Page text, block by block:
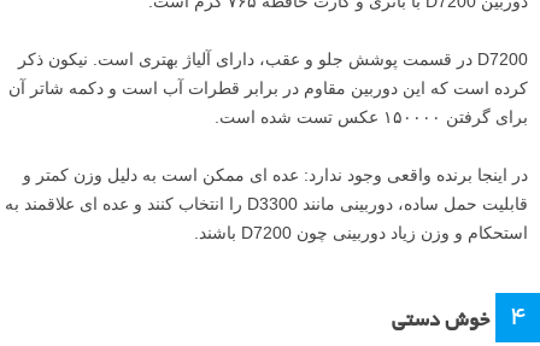
D7200 در قسمت پوشش جلو و عقب، دارای آلیاژ بهتری است. نیکون ذکر
کرده است که این دوربین مقاوم در برابر قطرات آب است و دکمه شاتر آن
برای گرفتن ۱۵۰۰۰۰ عکس تست شده است.
در اینجا برنده واقعی وجود ندارد: عده ای ممکن است به دلیل وزن کمتر و
قابلیت حمل ساده، دوربینی مانند D3300 را انتخاب کنند و عده ای علاقمند به
استحکام و وزن زیاد دوربینی چون D7200 باشند.
۴ خوش دستی